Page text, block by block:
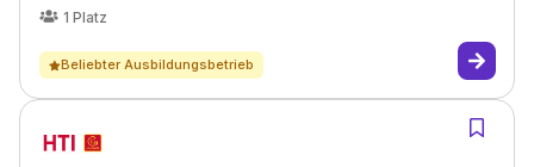
1 Platz
Beliebter Ausbildungsbetrieb